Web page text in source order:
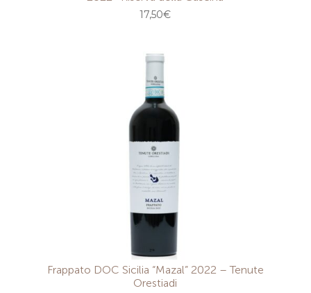
17,50€
Frappato DOC Sicilia “Mazal” 2022 – Tenute
Orestiadi